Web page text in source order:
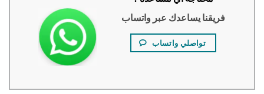
فريقنا يساعدك عبر واتساب
تواصلي واتساب